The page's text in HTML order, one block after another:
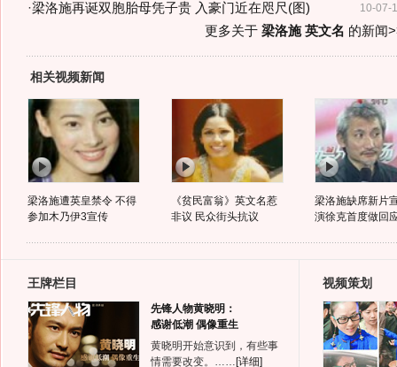
10-07-
·梁洛施再诞双胞胎母凭子贵 入豪门近在咫尺(图)
更多关于 梁洛施 英文名 的新闻
相关视频新闻
梁洛施遭英皇禁令 不得
参加木乃伊3宣传
《贫民富翁》英文名惹
非议 民众街头抗议
梁洛施缺席新片
演徐克首度做回
王牌栏目
先锋人物黄晓明：
感谢低潮 偶像重生
黄晓明开始意识到，有些事
情需要改变。…… [详细]
视频策划